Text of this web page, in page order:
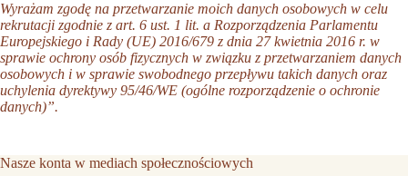
Wyrażam zgodę na przetwarzanie moich danych osobowych w celu
rekrutacji zgodnie z art. 6 ust. 1 lit. a Rozporządzenia Parlamentu
Europejskiego i Rady (UE) 2016/679 z dnia 27 kwietnia 2016 r. w
sprawie ochrony osób fizycznych w związku z przetwarzaniem danych
osobowych i w sprawie swobodnego przepływu takich danych oraz
uchylenia dyrektywy 95/46/WE (ogólne rozporządzenie o ochronie
danych)”.
Nasze konta w mediach społecznościowych